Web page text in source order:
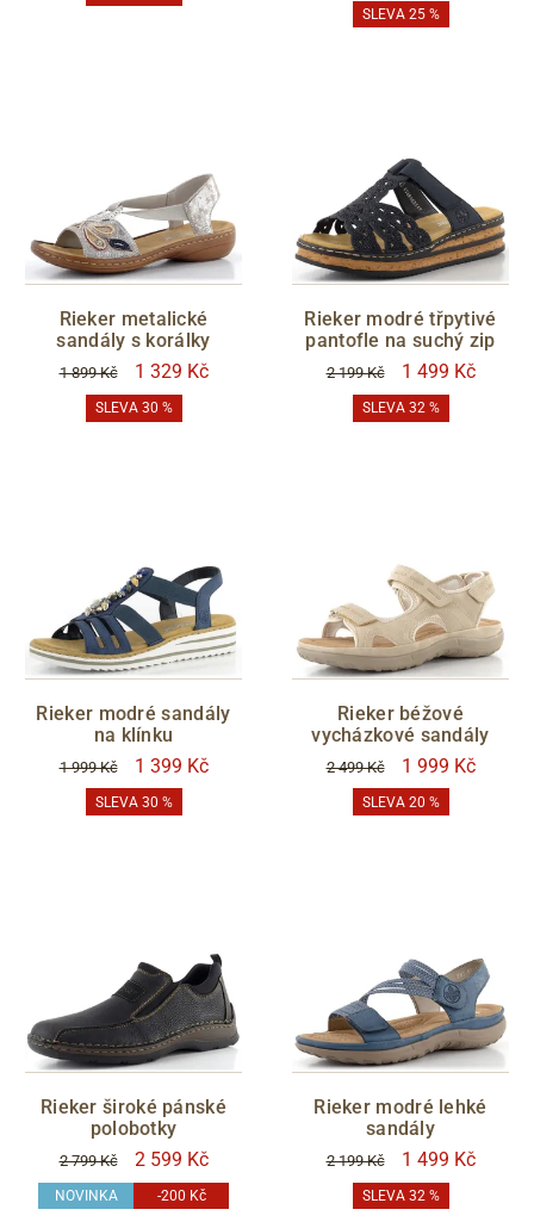
metalická barevná
VÝŠKA PODPATKU
VYTEPLENÍ
Zlevněno
VELIKOST LÝTKA
S05 - Liberec
Filtrovat
SLEVA 25 %
Rieker metalické
sandály s korálky
1 899 Kč 1 329 Kč
SLEVA 30 %
Rieker modré třpytivé
pantofle na suchý zip
2 199 Kč 1 499 Kč
SLEVA 32 %
Rieker modré sandály
na klínku
1 999 Kč 1 399 Kč
SLEVA 30 %
Rieker béžové
vycházkové sandály
2 499 Kč 1 999 Kč
SLEVA 20 %
Rieker široké pánské
polobotky
2 799 Kč 2 599 Kč
NOVINKA -200 Kč
Rieker modré lehké
sandály
2 199 Kč 1 499 Kč
SLEVA 32 %